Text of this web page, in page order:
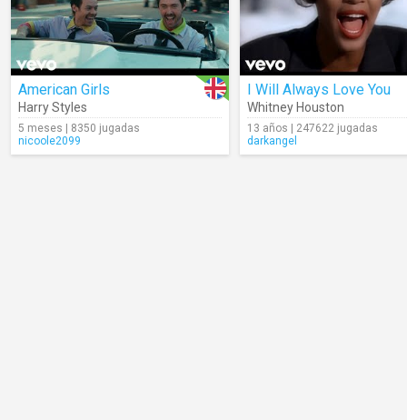
American Girls
Harry Styles
5 meses | 8350 jugadas
nicoole2099
I Will Always Love You
Whitney Houston
13 años | 247622 jugadas
darkangel